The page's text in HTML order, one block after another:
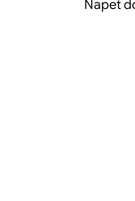
Napet